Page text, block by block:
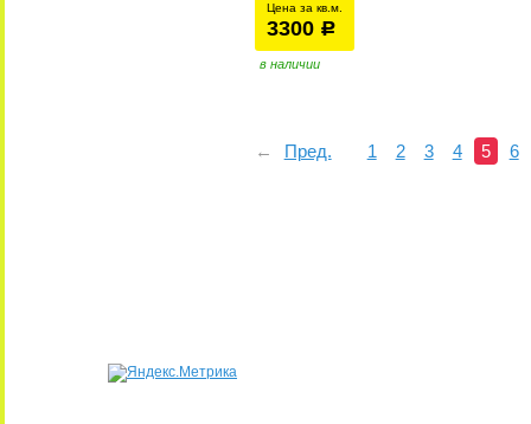
Цена за кв.м.
3300 р
в наличии
← Пред. 1 2 3 4 5 6